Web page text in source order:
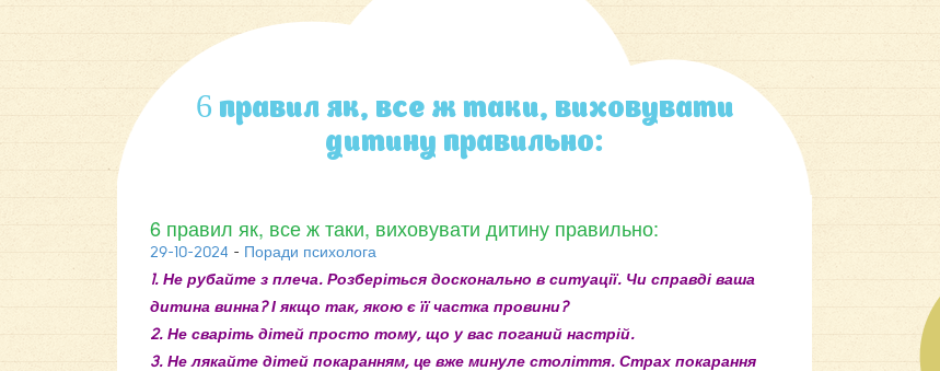
6 правил як, все ж таки, виховувати
дитину правильно:
6 правил як, все ж таки, виховувати дитину правильно:
29-10-2024 - Поради психолога
1. Не рубайте з плеча. Розберіться досконально в ситуації. Чи справді ваша
дитина винна? І якщо так, якою є її частка провини?
2. Не сваріть дітей просто тому, що у вас поганий настрій.
3. Не лякайте дітей покаранням, це вже минуле століття. Страх покарання